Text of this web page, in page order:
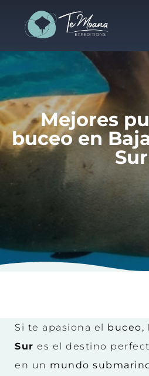
Mejores
buceo en
Sur
Si te apasiona el buceo,
Sur es el destino
en un mundo